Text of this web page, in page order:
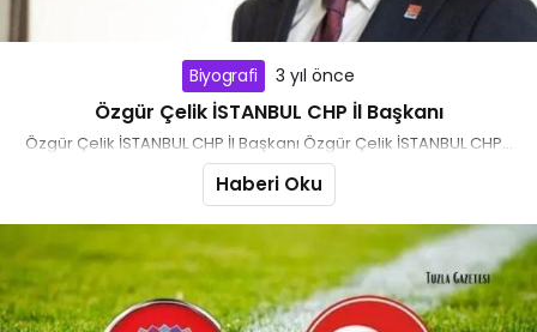
Biyografi 3 yıl önce
Özgür Çelik İSTANBUL CHP İl Başkanı
Özgür Çelik İSTANBUL CHP İl Başkanı Özgür Çelik İSTANBUL CHP...
Haberi Oku